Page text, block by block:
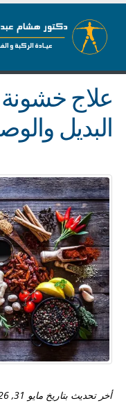
علاج خشونة
البديل
أخر تحديث بتاريخ مايو 31, 2026 | تمت المراجعة الطبية بواسطة: